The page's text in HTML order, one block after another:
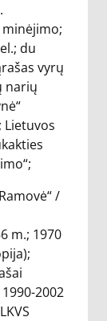
du
vyrų
narių
/
m.; 1970
2002